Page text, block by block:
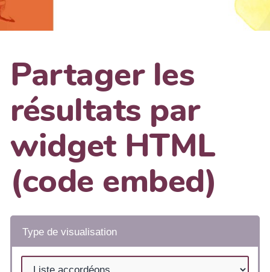
Partager les
résultats par
widget HTML
(code embed)
Type de visualisation